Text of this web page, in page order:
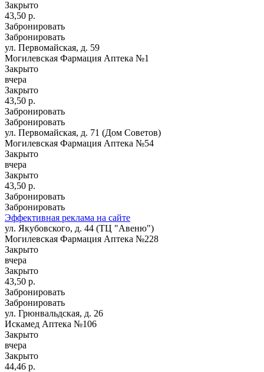
Закрыто
43,50 р.
Забронировать
Забронировать
ул. Первомайская, д. 59
Могилевская Фармация Аптека №1
Закрыто
вчера
Закрыто
43,50 р.
Забронировать
Забронировать
ул. Первомайская, д. 71 (Дом Советов)
Могилевская Фармация Аптека №54
Закрыто
вчера
Закрыто
43,50 р.
Забронировать
Забронировать
Эффективная реклама на сайте
ул. Якубовского, д. 44 (ТЦ "Авеню")
Могилевская Фармация Аптека №228
Закрыто
вчера
Закрыто
43,50 р.
Забронировать
Забронировать
ул. Грюнвальдская, д. 26
Искамед Аптека №106
Закрыто
вчера
Закрыто
44,46 р.